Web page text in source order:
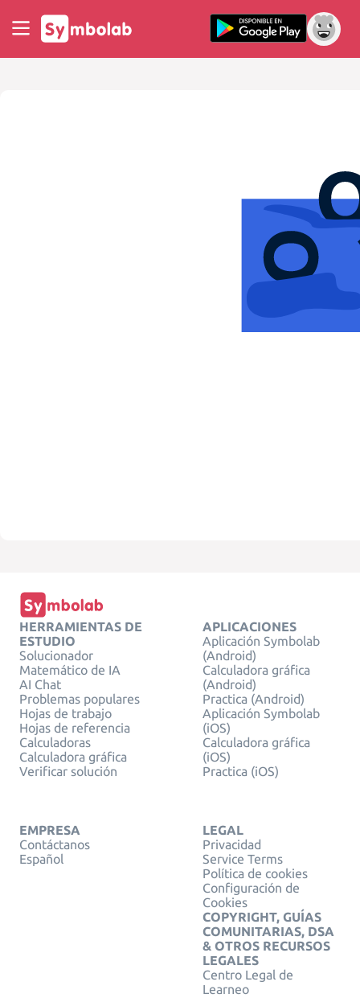
HERRAMIENTAS DE
ESTUDIO
Solucionador
Matemático de IA
AI Chat
Problemas populares
Hojas de trabajo
Hojas de referencia
Calculadoras
Calculadora gráfica
Verificar solución
APLICACIONES
Aplicación Symbolab
(Android)
Calculadora gráfica
(Android)
Practica (Android)
Aplicación Symbolab
(iOS)
Calculadora gráfica
(iOS)
Practica (iOS)
EMPRESA
Contáctanos
Español
LEGAL
Privacidad
Service Terms
Política de cookies
Configuración de
Cookies
COPYRIGHT, GUÍAS
COMUNITARIAS, DSA
& OTROS RECURSOS
LEGALES
Centro Legal de
Learneo